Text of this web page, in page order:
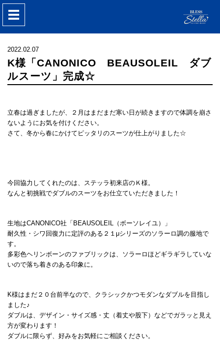
2022.02.07
K様「CANONICO BEAUSOLEIL ダブ
ルスーツ」完成☆
立春は過ぎましたが、２月はまだまだ寒い日が続きますので体調を崩さ
ないようにお気を付けください。
さて、冬から春にかけてピッタリのスーツが仕上がりました☆
今回協力してくれたのは、ステッラ初来店のＫ様。
なんと初挑戦でダブルのスーツをお仕立ていただきました！
生地はCANONICO社「BEAUSOLEIL（ボーソレイユ）」
耐久性・シワ回復力に定評のある２１μシリーズのソラーロ調の服地で
す。
多彩色ヘリンボーンのファブリックは、ソラーロほどギラギラしていな
いので落ち着きのある印象に。
K様はまだ２０台前半なので、クラシックかつモダンなダブルを目指し
ました♪
ダブルは、デザイン・サイズ感・丈（着丈や股下）などでガラッと見え
方が変わります！
ダブルに限らず、好みをお気軽にご相談ください。